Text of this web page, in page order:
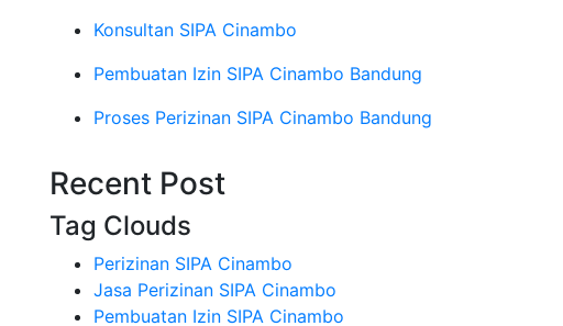
Konsultan SIPA Cinambo
Pembuatan Izin SIPA Cinambo Bandung
Proses Perizinan SIPA Cinambo Bandung
Recent Post
Tag Clouds
Perizinan SIPA Cinambo
Jasa Perizinan SIPA Cinambo
Pembuatan Izin SIPA Cinambo